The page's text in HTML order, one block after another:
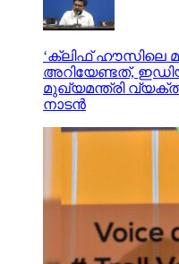
‘ക്ലിഫ് ഹൗസിലെ
അറിയേണ്ടത്,
മുഖ്യമന്ത്രി
നാടന്‍